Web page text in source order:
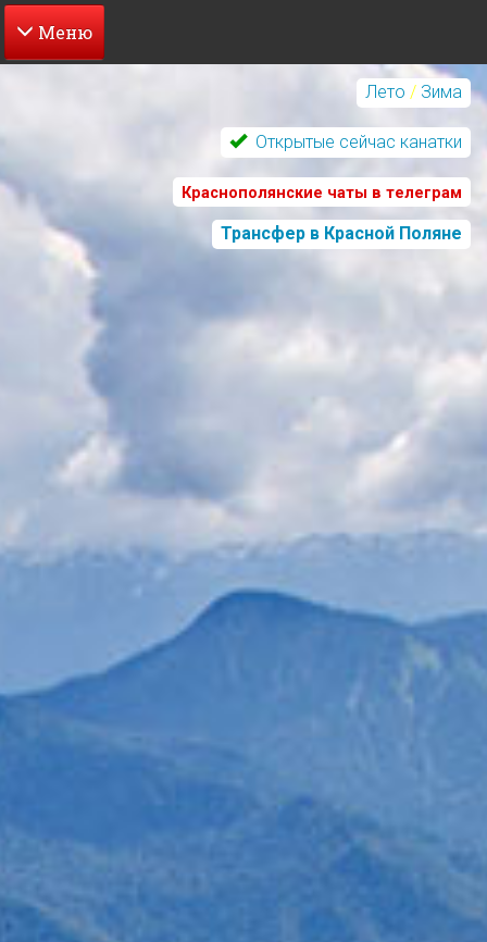
Перейти
содержанию
Лето / Зима
Открытые сейчас канатки
Краснополянские чаты в телеграм
Трансфер в Красной Поляне